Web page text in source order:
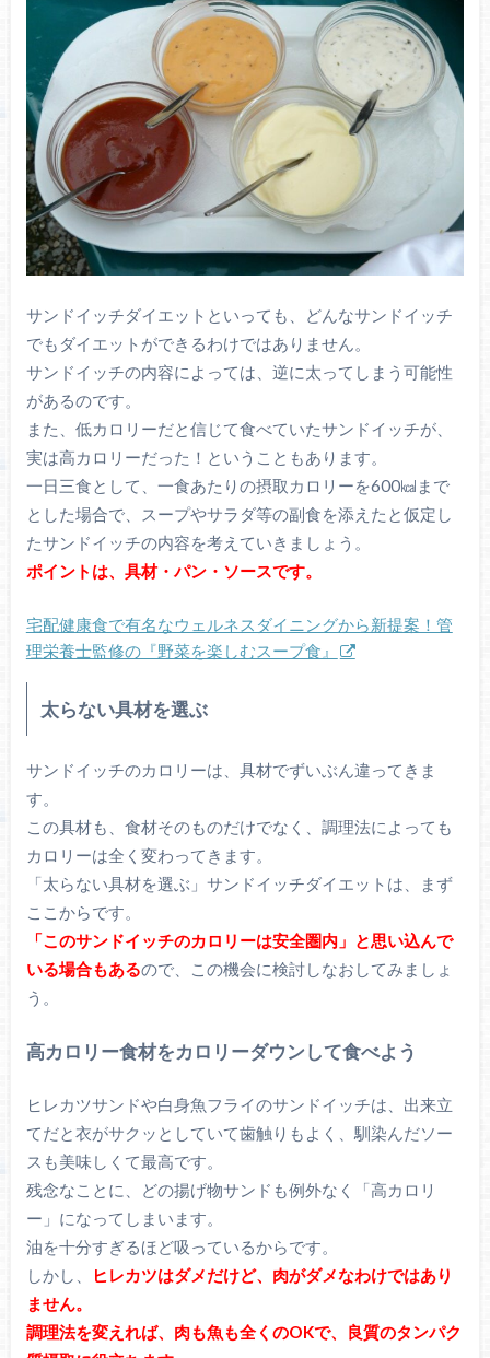
サンドイッチダイエットといっても、どんなサンドイッチ
でもダイエットができるわけではありません。
サンドイッチの内容によっては、逆に太ってしまう可能性
があるのです。
また、低カロリーだと信じて食べていたサンドイッチが、
実は高カロリーだった！ということもあります。
一日三食として、一食あたりの摂取カロリーを600㎉まで
とした場合で、スープやサラダ等の副食を添えたと仮定し
たサンドイッチの内容を考えていきましょう。
ポイントは、具材・パン・ソースです。
宅配健康食で有名なウェルネスダイニングから新提案！管
理栄養士監修の『野菜を楽しむスープ食』
太らない具材を選ぶ
サンドイッチのカロリーは、具材でずいぶん違ってきま
す。
この具材も、食材そのものだけでなく、調理法によっても
カロリーは全く変わってきます。
「太らない具材を選ぶ」サンドイッチダイエットは、まず
ここからです。
「このサンドイッチのカロリーは安全圏内」と思い込んで
いる場合もあるので、この機会に検討しなおしてみましょ
う。
高カロリー食材をカロリーダウンして食べよう
ヒレカツサンドや白身魚フライのサンドイッチは、出来立
てだと衣がサクッとしていて歯触りもよく、馴染んだソー
スも美味しくて最高です。
残念なことに、どの揚げ物サンドも例外なく「高カロリ
ー」になってしまいます。
油を十分すぎるほど吸っているからです。
しかし、
ヒレカツはダメだけど、肉がダメなわけではあり
ません。
調理法を変えれば、肉も魚も全くのOKで、良質のタンパク